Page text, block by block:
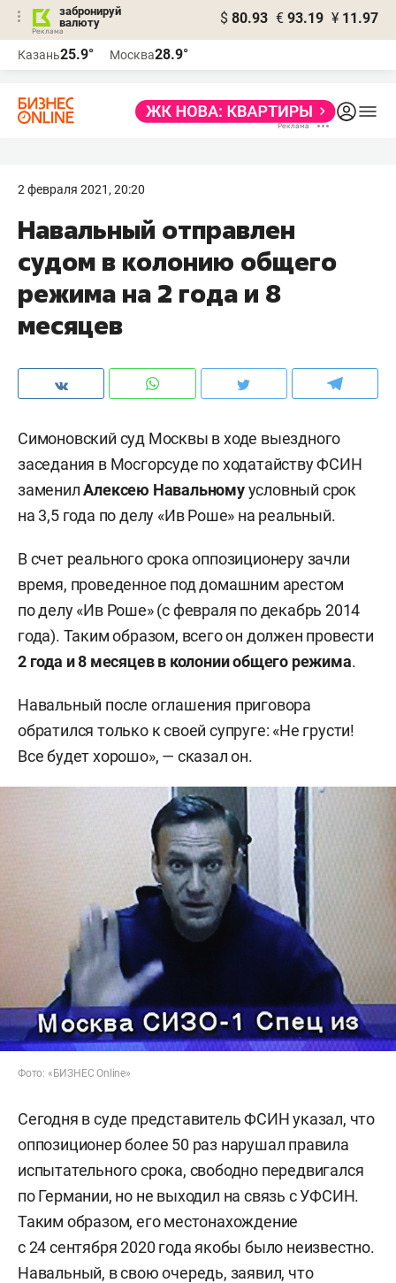
забронируй
валюту
$ 80.93 € 93.19 ¥ 11.97
Казань25.9° Москва28.9°
2 февраля 2021, 20:20
Навальный отправлен
судом в колонию общего
режима на 2 года и 8
месяцев
Симоновский суд Москвы в ходе выездного
заседания в Мосгорсуде по ходатайству ФСИН
заменилАлексею Навальномуусловный срок
на 3,5 года по делу «Ив Роше» на реальный.
В счет реального срока оппозиционеру зачли
время, проведенное под домашним арестом
по делу «Ив Роше» (с февраля по декабрь 2014
года). Таким образом, всего он должен провести
2 года и 8 месяцев в колонии общего режима.
Навальный после оглашения приговора
обратился только к своей супруге: «Не грусти!
Все будет хорошо», — сказал он.
Фото: «БИЗНЕС Online»
Сегодня в суде представитель ФСИН указал, что
оппозиционер более 50 раз нарушал правила
испытательного срока, свободно передвигался
по Германии, но не выходил на связь с УФСИН.
Таким образом, его местонахождение
с 24 сентября 2020 года якобы было неизвестно.
Навальный, в свою очередь, заявил, что